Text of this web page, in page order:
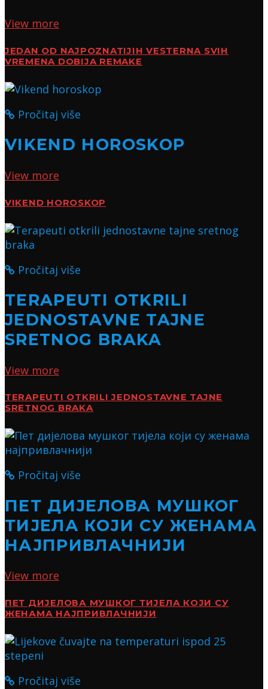
View more
JEDAN OD NAJPOZNATIJIH VESTERNA SVIH
VREMENA DOBIJA REMAKE
Pročitaj više
VIKEND HOROSKOP
View more
VIKEND HOROSKOP
Pročitaj više
TERAPEUTI OTKRILI
JEDNOSTAVNE TAJNE
SRETNOG BRAKA
View more
TERAPEUTI OTKRILI JEDNOSTAVNE TAJNE
SRETNOG BRAKA
Pročitaj više
ПЕТ ДИЈЕЛОВА МУШКОГ
ТИЈЕЛА КОЈИ СУ ЖЕНАМА
НАЈПРИВЛАЧНИЈИ
View more
ПЕТ ДИЈЕЛОВА МУШКОГ ТИЈЕЛА КОЈИ СУ
ЖЕНАМА НАЈПРИВЛАЧНИЈИ
Pročitaj više